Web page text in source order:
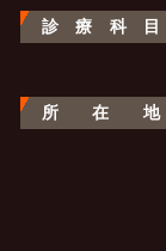
診 療 科 目
所 在 地